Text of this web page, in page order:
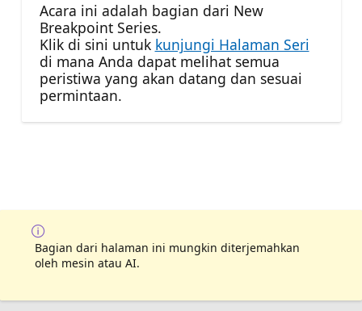
Acara ini adalah bagian dari New
Breakpoint Series.
Klik di sini untuk kunjungi Halaman Seri
di mana Anda dapat melihat semua
peristiwa yang akan datang dan sesuai
permintaan.
Bagian dari halaman ini mungkin diterjemahkan
oleh mesin atau AI.